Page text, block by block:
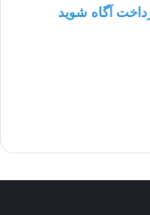
آگاه شوید